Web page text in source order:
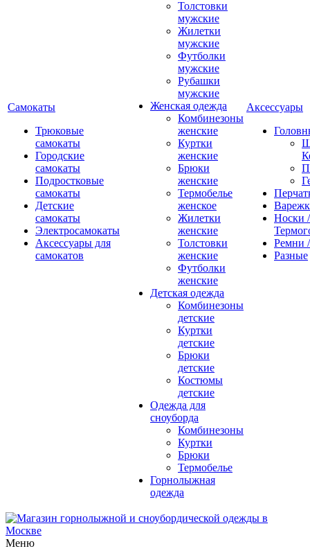
Самокаты
Трюковые
самокаты
Городские
самокаты
Подростковые
самокаты
Детские
самокаты
Электросамокаты
Аксессуары для
самокатов
Толстовки
мужские
Жилетки
мужские
Футболки
мужские
Рубашки
мужские
Женская одежда
Комбинезоны
женские
Куртки
женские
Брюки
женские
Термобелье
женское
Жилетки
женские
Толстовки
женские
Футболки
женские
Детская одежда
Комбинезоны
детские
Куртки
детские
Брюки
детские
Костюмы
детские
Одежда для
сноуборда
Комбинезоны
Куртки
Брюки
Термобелье
Горнолыжная
одежда
Аксессуары
Носки /
Ремни
Разные
Меню